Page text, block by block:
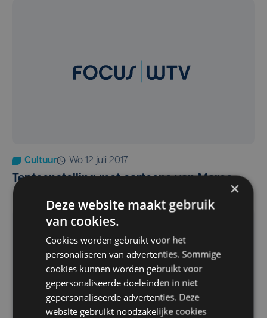
Cultuur wo 12 juli 2017
Tentoonstelling met cartoons van Marec
×
Deze website maakt gebruik
van cookies.
Cookies worden gebruikt voor het
personaliseren van advertenties. Sommige
cookies kunnen worden gebruikt voor
gepersonaliseerde doeleinden in niet
gepersonaliseerde advertenties. Deze
website gebruikt noodzakelijke cookies